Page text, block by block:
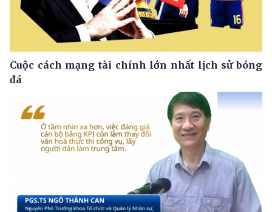
Cuộc cách mạng tài chính lớn nhất lịch sử bóng
đá